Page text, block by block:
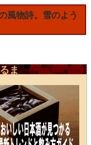
風物詩。雪のよう
ま